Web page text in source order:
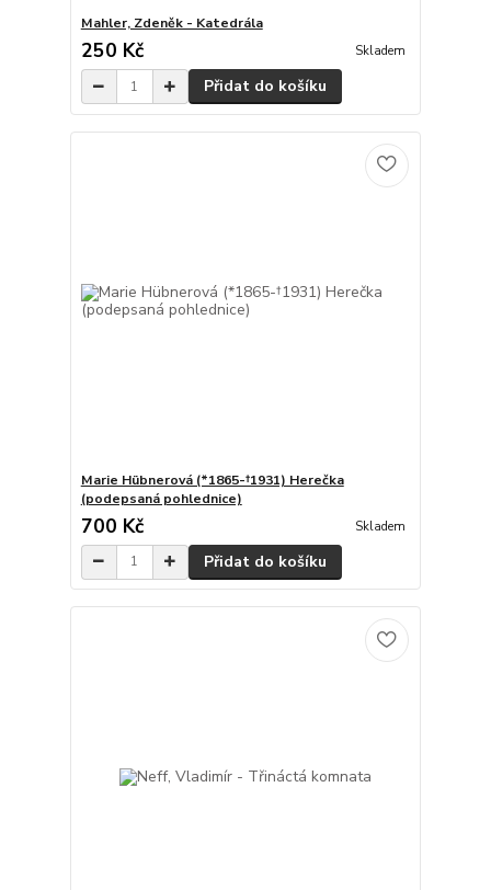
Mahler, Zdeněk - Katedrála
250 Kč Skladem
Přidat do košíku
Marie Hübnerová (*1865-†1931) Herečka
(podepsaná pohlednice)
700 Kč Skladem
Přidat do košíku